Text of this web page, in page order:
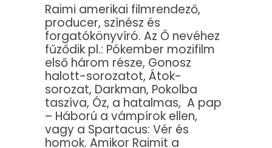
Raimi amerikai filmrendező,
producer, színész és
forgatókönyvíró. Az Ő nevéhez
fűződik pl.: Pókember mozifilm
első három része, Gonosz
halott-sorozatot, Átok-
sorozat, Darkman, Pokolba
taszíva, Óz, a hatalmas, A pap
– Háború a vámpírok ellen,
vagy a Spartacus: Vér és
homok. Amikor Raimit a